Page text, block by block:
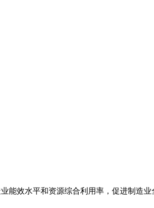
效水平和资源综合利用率，促进制造业